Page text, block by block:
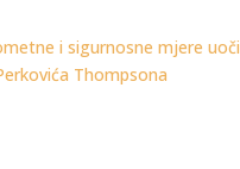
i sigurnosne mjere uoči
Thompsona